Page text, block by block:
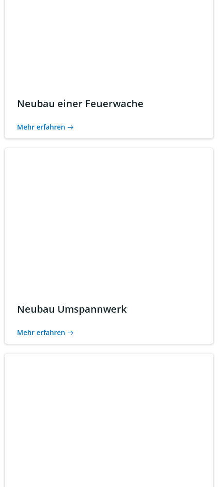
Neubau einer Feuerwache
Mehr erfahren
Neubau Umspannwerk
Mehr erfahren